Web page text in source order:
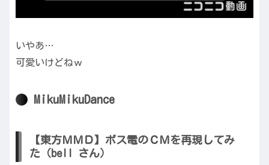
いやあ…
可愛いけどねｗ
MikuMikuDance
【東方ＭＭＤ】ボス電のＣＭを再現してみ
た（bell さん）